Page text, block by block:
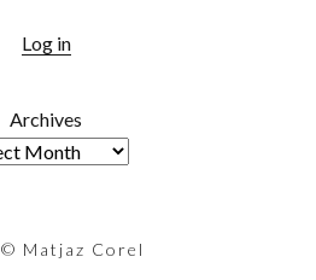
Log in
Archives
© Matjaz Corel